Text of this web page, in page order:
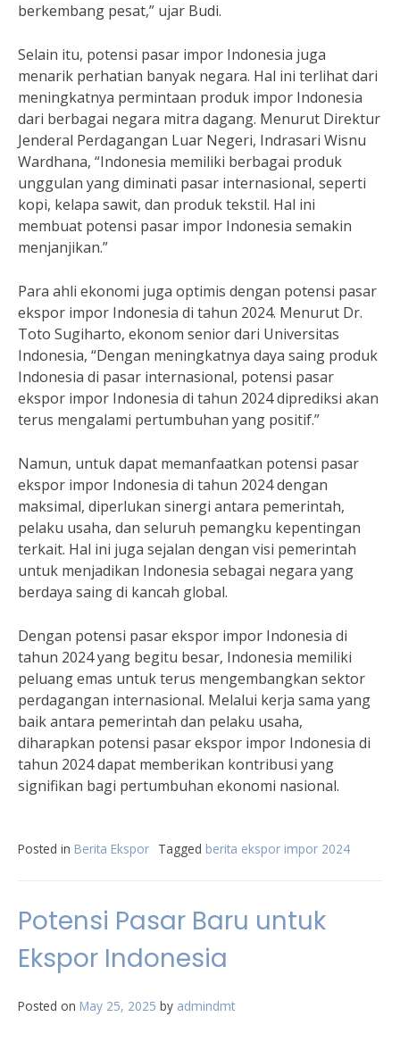
berkembang pesat,” ujar Budi.
Selain itu, potensi pasar impor Indonesia juga
menarik perhatian banyak negara. Hal ini terlihat dari
meningkatnya permintaan produk impor Indonesia
dari berbagai negara mitra dagang. Menurut Direktur
Jenderal Perdagangan Luar Negeri, Indrasari Wisnu
Wardhana, “Indonesia memiliki berbagai produk
unggulan yang diminati pasar internasional, seperti
kopi, kelapa sawit, dan produk tekstil. Hal ini
membuat potensi pasar impor Indonesia semakin
menjanjikan.”
Para ahli ekonomi juga optimis dengan potensi pasar
ekspor impor Indonesia di tahun 2024. Menurut Dr.
Toto Sugiharto, ekonom senior dari Universitas
Indonesia, “Dengan meningkatnya daya saing produk
Indonesia di pasar internasional, potensi pasar
ekspor impor Indonesia di tahun 2024 diprediksi akan
terus mengalami pertumbuhan yang positif.”
Namun, untuk dapat memanfaatkan potensi pasar
ekspor impor Indonesia di tahun 2024 dengan
maksimal, diperlukan sinergi antara pemerintah,
pelaku usaha, dan seluruh pemangku kepentingan
terkait. Hal ini juga sejalan dengan visi pemerintah
untuk menjadikan Indonesia sebagai negara yang
berdaya saing di kancah global.
Dengan potensi pasar ekspor impor Indonesia di
tahun 2024 yang begitu besar, Indonesia memiliki
peluang emas untuk terus mengembangkan sektor
perdagangan internasional. Melalui kerja sama yang
baik antara pemerintah dan pelaku usaha,
diharapkan potensi pasar ekspor impor Indonesia di
tahun 2024 dapat memberikan kontribusi yang
signifikan bagi pertumbuhan ekonomi nasional.
Posted in Berita Ekspor Tagged berita ekspor impor 2024
Potensi Pasar Baru untuk
Ekspor Indonesia
Posted on May 25, 2025 by admindmt